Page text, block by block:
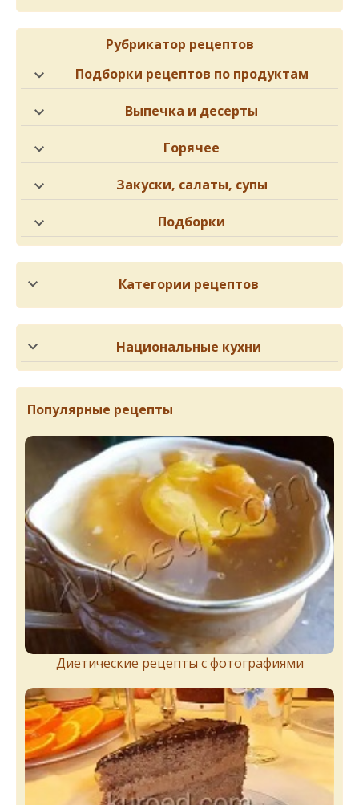
Рубрикатор рецептов
Подборки рецептов по продуктам
Выпечка и десерты
Горячее
Закуски, салаты, супы
Подборки
Категории рецептов
Национальные кухни
Популярные рецепты
Диетические рецепты с фотографиями